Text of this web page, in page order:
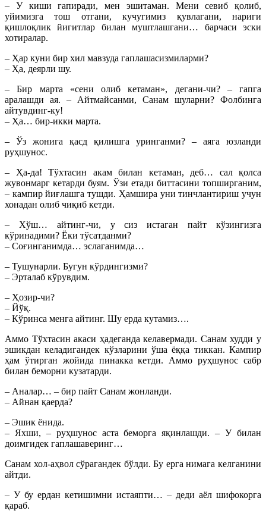
– У киши гапиради, мен эшитаман. Мени севиб қолиб,
уйимизга тош отгани, кучугимиз қувлагани, нариги
қишлоқлик йигитлар билан муштлашгани… барчаси эски
хотиралар.
– Ҳар куни бир хил мавзуда гаплашасизмиларми?
– Ҳа, деярли шу.
– Бир марта «сени олиб кетаман», дегани-чи? – гапга
аралашди ая. – Айтмайсанми, Санам шуларни? Фолбинга
айтувдинг-ку!
– Ҳа… бир-икки марта.
– Ўз жонига қасд қилишга уринганми? – аяга юзланди
руҳшунос.
– Ҳа-да! Тўхтасин акам билан кетаман, деб… сал қолса
жувонмарг кетарди буям. Ўзи етади биттасини топширганим,
– кампир йиғлашга тушди. Ҳамшира уни тинчлантириш учун
хонадан олиб чиқиб кетди.
– Хўш… айтинг-чи, у сиз истаган пайт кўзингизга
кўринадими? Ёки тўсатданми?
– Соғинганимда… эслаганимда…
– Тушунарли. Бугун кўрдингизми?
– Эрталаб кўрувдим.
– Ҳозир-чи?
– Йўқ.
– Кўринса менга айтинг. Шу ерда кутамиз….
Аммо Тўхтасин акаси ҳадеганда келавермади. Санам худди у
эшикдан келадигандек кўзларини ўша ёққа тиккан. Кампир
ҳам ўтирган жойида пинакка кетди. Аммо руҳшунос сабр
билан беморни кузатарди.
– Аналар… – бир пайт Санам жонланди.
– Айнан қаерда?
– Эшик ёнида.
– Яхши, – руҳшунос аста беморга яқинлашди. – У билан
доимгидек гаплашаверинг…
Санам хол-аҳвол сўрагандек бўлди. Бу ерга нимага келганини
айтди.
– У бу ердан кетишимни истаяпти… – деди аёл шифокорга
қараб.